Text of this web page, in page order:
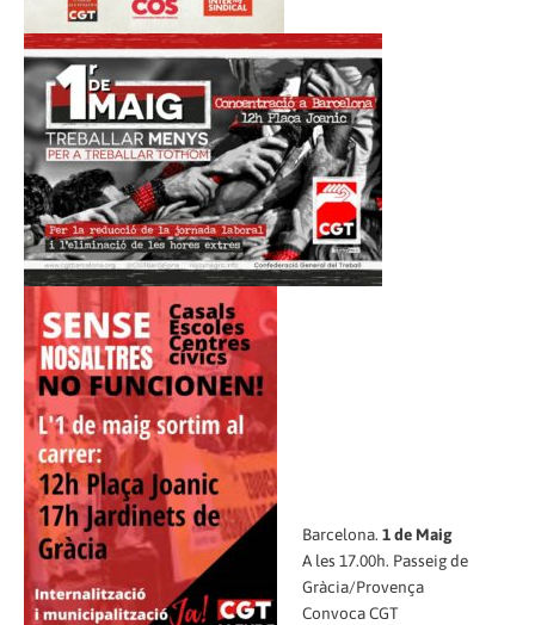
Barcelona. 1 de Maig
A les 17.00h. Passeig de
Gràcia/Provença
Convoca CGT